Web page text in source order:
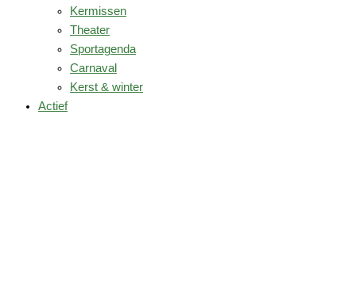
Kermissen
Theater
Sportagenda
Carnaval
Kerst & winter
Actief